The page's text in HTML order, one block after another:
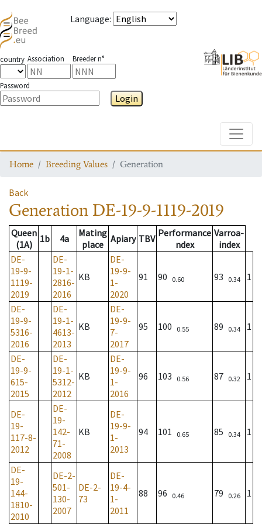
Language:
country Association Breeder n°
Password
Login
Home Breeding Values Generation
Back
Generation DE-19-9-1119-2019
Queen
(1A)
1b 4a
Mating
place Apiary TBV Performance
ndex
Varroa-
index
DE-
19-9-
1119-
2019
DE-
19-1-
2816-
2016
KB
DE-
19-9-
1-
2020
91 90 0.60 93 0.34 1
DE-
19-9-
5316-
2016
DE-
19-1-
4613-
2013
KB
DE-
19-9-
7-
2017
95 100 0.55 89 0.34 1
DE-
19-9-
615-
2015
DE-
19-1-
5312-
2012
KB
DE-
19-9-
1-
2016
96 103 0.56 87 0.32 1
DE-
19-
117-8-
2012
DE-
19-
142-
71-
2008
KB
DE-
19-9-
1-
2013
94 101 0.65 85 0.34 1
DE-
19-
144-
1810-
2010
DE-2-
501-
130-
2007
DE-2-
73
DE-
19-4-
1-
2011
88 96 0.46 79 0.26 1